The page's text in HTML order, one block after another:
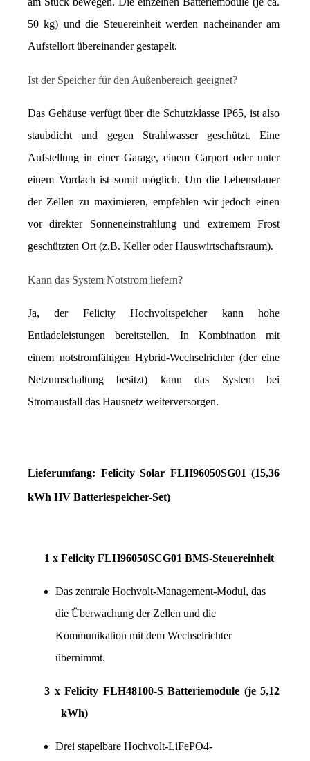
50 kg) und die Steuereinheit werden nacheinander am
Aufstellort übereinander gestapelt.
Ist der Speicher für den Außenbereich geeignet?
Das Gehäuse verfügt über die Schutzklasse IP65, ist also
staubdicht und gegen Strahlwasser geschützt. Eine
Aufstellung in einer Garage, einem Carport oder unter
einem Vordach ist somit möglich. Um die Lebensdauer
der Zellen zu maximieren, empfehlen wir jedoch einen
vor direkter Sonneneinstrahlung und extremem Frost
geschützten Ort (z.B. Keller oder Hauswirtschaftsraum).
Kann das System Notstrom liefern?
Ja, der Felicity Hochvoltspeicher kann hohe
Entladeleistungen bereitstellen. In Kombination mit
einem notstromfähigen Hybrid-Wechselrichter (der eine
Netzumschaltung besitzt) kann das System bei
Stromausfall das Hausnetz weiterversorgen.
Lieferumfang: Felicity Solar FLH96050SG01 (15,36
kWh HV Batteriespeicher-Set)
1 x Felicity FLH96050SCG01 BMS-Steuereinheit
Das zentrale Hochvolt-Management-Modul, das
die Überwachung der Zellen und die
Kommunikation mit dem Wechselrichter
übernimmt.
3 x Felicity FLH48100-S Batteriemodule (je 5,12
kWh)
Drei stapelbare Hochvolt-LiFePO4-